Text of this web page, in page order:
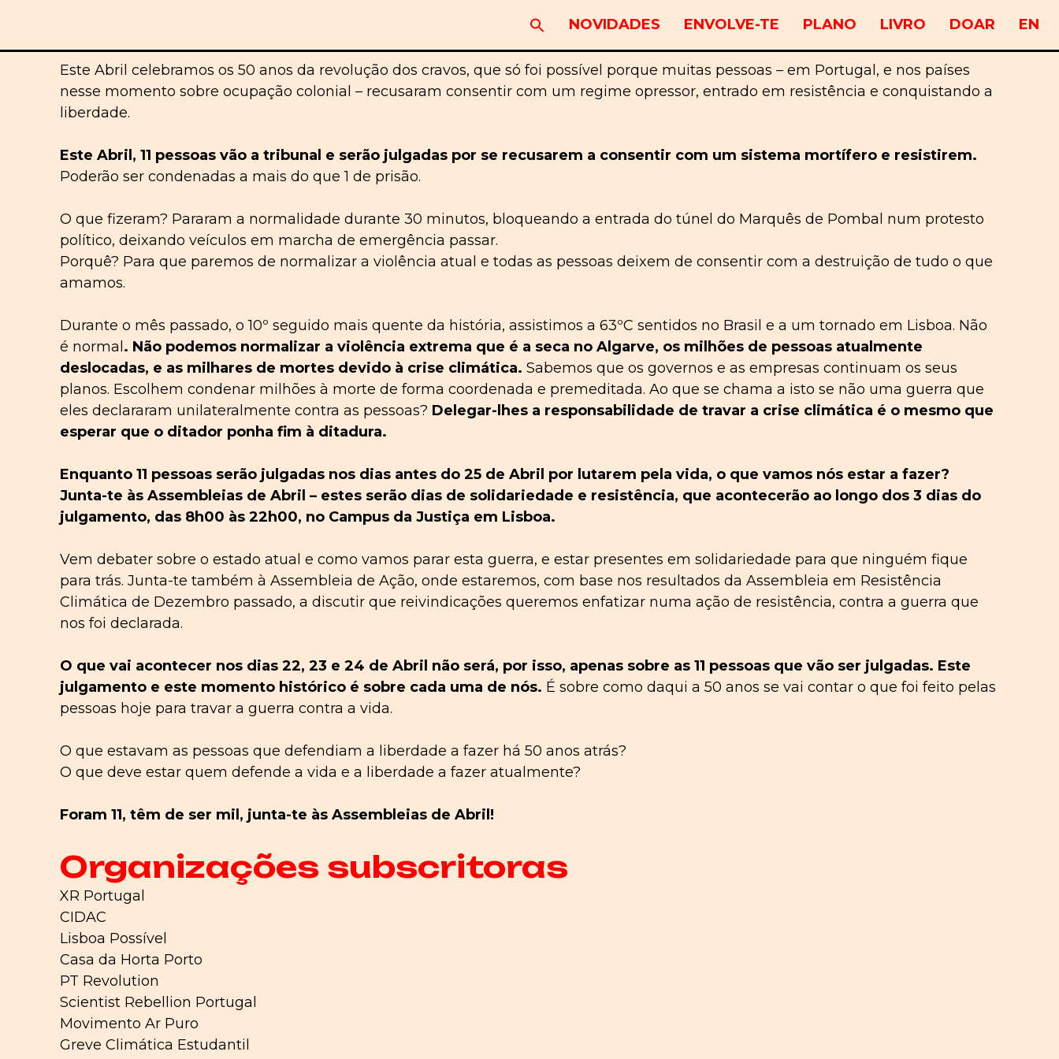
NOVIDADES ENVOLVE-TE PLANO LIVRO DOAR EN
Este Abril celebramos os 50 anos da revolução dos cravos, que só foi possível porque muitas pessoas – em Portugal, e nos países
nesse momento sobre ocupação colonial – recusaram consentir com um regime opressor, entrado em resistência e conquistando a
liberdade.
Este Abril, 11 pessoas vão a tribunal e serão julgadas por se recusarem a consentir com um sistema mortífero e resistirem.
Poderão ser condenadas a mais do que 1 de prisão.
O que fizeram? Pararam a normalidade durante 30 minutos, bloqueando a entrada do túnel do Marquês de Pombal num protesto
político, deixando veículos em marcha de emergência passar.
Porquê? Para que paremos de normalizar a violência atual e todas as pessoas deixem de consentir com a destruição de tudo o que
amamos.
Durante o mês passado, o 10º seguido mais quente da história, assistimos a 63ºC sentidos no Brasil e a um tornado em Lisboa. Não
é normal . Não podemos normalizar a violência extrema que é a seca no Algarve, os milhões de pessoas atualmente
deslocadas, e as milhares de mortes devido à crise climática. Sabemos que os governos e as empresas continuam os seus
planos. Escolhem condenar milhões à morte de forma coordenada e premeditada. Ao que se chama a isto se não uma guerra que
eles declararam unilateralmente contra as pessoas? Delegar-lhes a responsabilidade de travar a crise climática é o mesmo que
esperar que o ditador ponha fim à ditadura.
Enquanto 11 pessoas serão julgadas nos dias antes do 25 de Abril por lutarem pela vida, o que vamos nós estar a fazer?
Junta-te às Assembleias de Abril – estes serão dias de solidariedade e resistência, que acontecerão ao longo dos 3 dias do
julgamento, das 8h00 às 22h00, no Campus da Justiça em Lisboa.
Vem debater sobre o estado atual e como vamos parar esta guerra, e estar presentes em solidariedade para que ninguém fique
para trás. Junta-te também à Assembleia de Ação, onde estaremos, com base nos resultados da Assembleia em Resistência
Climática de Dezembro passado, a discutir que reivindicações queremos enfatizar numa ação de resistência, contra a guerra que
nos foi declarada.
O que vai acontecer nos dias 22, 23 e 24 de Abril não será, por isso, apenas sobre as 11 pessoas que vão ser julgadas. Este
julgamento e este momento histórico é sobre cada uma de nós. É sobre como daqui a 50 anos se vai contar o que foi feito pelas
pessoas hoje para travar a guerra contra a vida.
O que estavam as pessoas que defendiam a liberdade a fazer há 50 anos atrás?
O que deve estar quem defende a vida e a liberdade a fazer atualmente?
Foram 11, têm de ser mil, junta-te às Assembleias de Abril!
Organizações subscritoras
XR Portugal
CIDAC
Lisboa Possível
Casa da Horta Porto
PT Revolution
Scientist Rebellion Portugal
Movimento Ar Puro
Greve Climática Estudantil